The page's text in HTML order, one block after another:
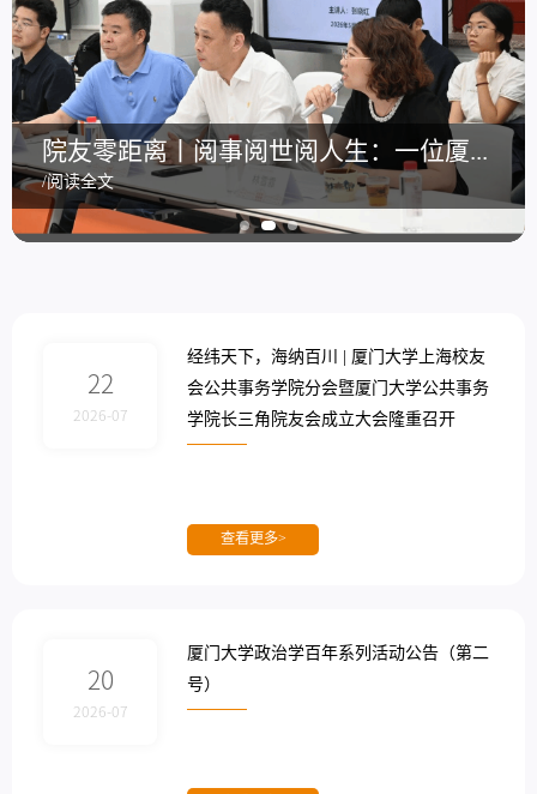
院友零距离丨岁月回望：锻造应对时代不确定性的“心之力”
/阅读全文
经纬天下，海纳百川 | 厦门大学上海校友会公共事务学院分会暨厦门大学公共事务学院长三角院友会成立大会隆重召开
/阅读全文
院友零距离丨阅事阅世阅人生：一位厦大政治学毕业生的成长漫谈
/阅读全文
院友零距离丨岁月回望：锻造应对时代不确定性的“心之力”
/阅读全文
经纬天下，海纳百川 | 厦门大学上海校友会公共事务学院分会暨厦门大学公共事务学院长三角院友会成立大会隆重召开
/阅读全文
22
2026-07
经纬天下，海纳百川 | 厦门大学上海校友
会公共事务学院分会暨厦门大学公共事务
学院长三角院友会成立大会隆重召开
查看更多>
20
2026-07
厦门大学政治学百年系列活动公告（第二
号）